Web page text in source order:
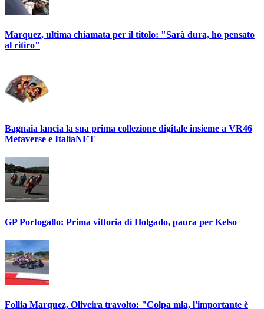
Marquez, ultima chiamata per il titolo: "Sarà dura, ho pensato
al ritiro"
Bagnaia lancia la sua prima collezione digitale insieme a VR46
Metaverse e ItaliaNFT
GP Portogallo: Prima vittoria di Holgado, paura per Kelso
Follia Marquez, Oliveira travolto: "Colpa mia, l'importante è